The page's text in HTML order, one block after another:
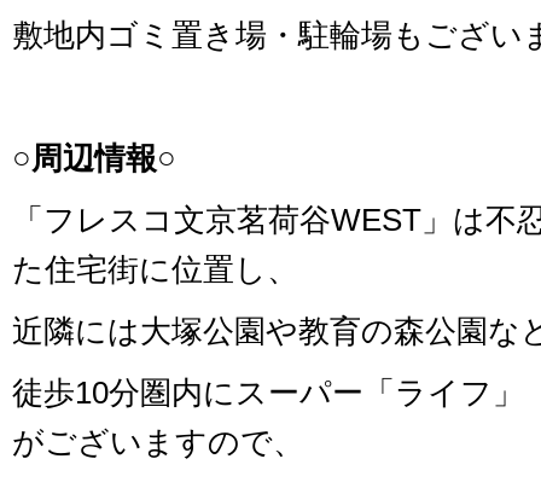
敷地内ゴミ置き場・駐輪場もござい
○周辺情報○
「フレスコ文京茗荷谷WEST」は不
た住宅街に位置し、
近隣には大塚公園や教育の森公園な
徒歩10分圏内にスーパー「ライフ」
がございますので、